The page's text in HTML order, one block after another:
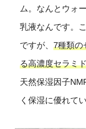
ム。なんとウォ
乳液なんです。
ですが、 7種類の
る高濃度セラミ
天然保湿因子
く保湿に優れて